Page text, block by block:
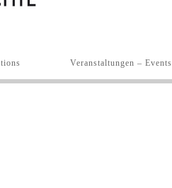
Veranstaltungen – Events